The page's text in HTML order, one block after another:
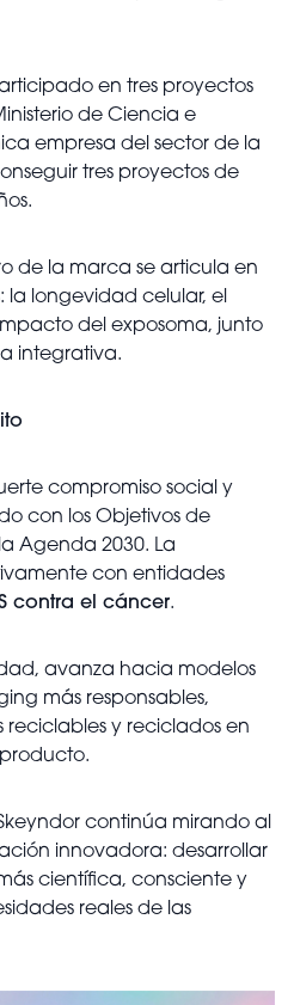
en tres proyectos
de Ciencia e
empresa del sector de la
tres proyectos de
de la marca se articula en
la longevidad celular, el
del exposoma, junto
integrativa.
compromiso social y
con los Objetivos de
Agenda 2030. La
con entidades
contra el cáncer.
avanza hacia modelos
más responsables,
y reciclados en
continúa mirando al
innovadora: desarrollar
científica, consciente y
reales de las